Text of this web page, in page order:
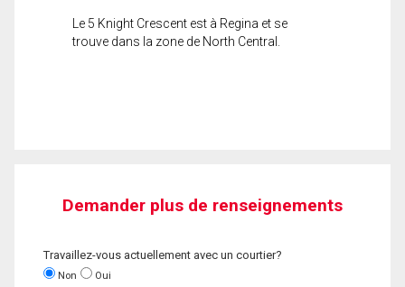
Le 5 Knight Crescent est à Regina et se
trouve dans la zone de North Central.
Demander plus de renseignements
Travaillez-vous actuellement avec un courtier?
Non Oui